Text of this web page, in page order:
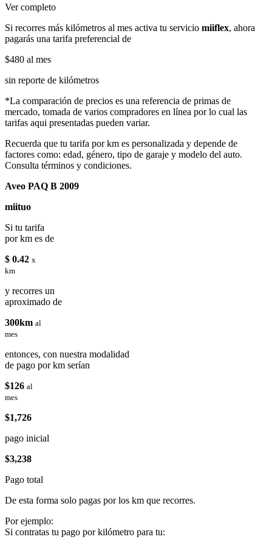
Ver completo
Si recorres más kilómetros al mes activa tu servicio miiflex, ahora
pagarás una tarifa preferencial de
$480 al mes
sin reporte de kilómetros
*La comparación de precios es una referencia de primas de
mercado, tomada de varios compradores en línea por lo cual las
tarifas aqui presentadas pueden variar.
Recuerda que tu tarifa por km es personalizada y depende de
factores como: edad, género, tipo de garaje y modelo del auto.
Consulta términos y condiciones.
Aveo PAQ B 2009
miituo
Si tu tarifa
por km es de
$ 0.42 x
km
y recorres un
aproximado de
300km al
mes
entonces, con nuestra modalidad
de pago por km serían
$126 al
mes
$1,726
pago inicial
$3,238
Pago total
De esta forma solo pagas por los km que recorres.
Por ejemplo:
Si contratas tu pago por kilómetro para tu: